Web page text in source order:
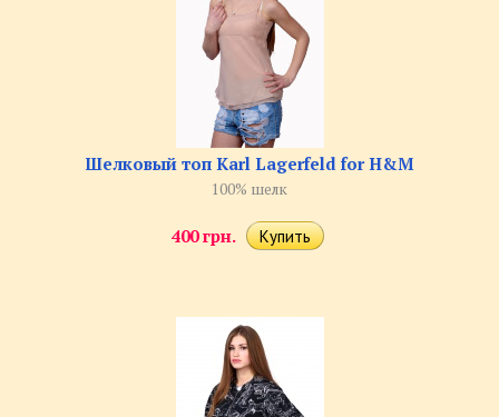
Шелковый топ Karl Lagerfeld for H&M
100% шелк
400 грн.